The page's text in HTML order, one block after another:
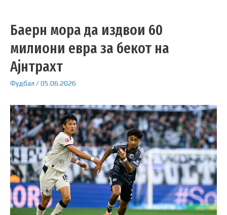
Баерн мора да издвои 60
милиони евра за бекот на
Ајнтрахт
Фудбал /05.06.2026